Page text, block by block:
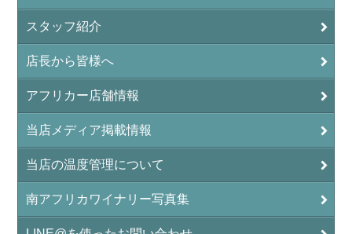
スタッフ紹介
店長から皆様へ
アフリカー店舗情報
当店メディア掲載情報
当店の温度管理について
南アフリカワイナリー写真集